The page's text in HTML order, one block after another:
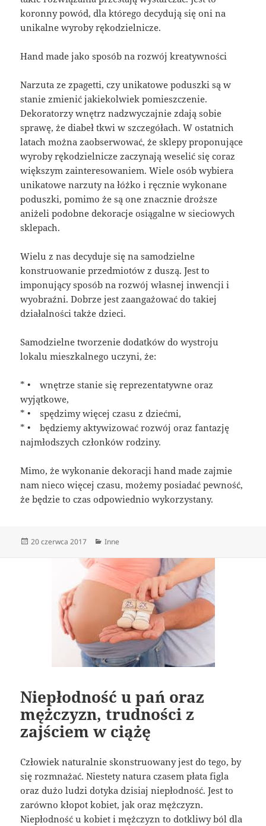
koronny powód, dla którego decydują się oni na
unikalne wyroby rękodzielnicze.
Hand made jako sposób na rozwój kreatywności
Narzuta ze zpagetti, czy unikatowe poduszki są w
stanie zmienić jakiekolwiek pomieszczenie.
Dekoratorzy wnętrz nadzwyczajnie zdają sobie
sprawę, że diabeł tkwi w szczegółach. W ostatnich
latach można zaobserwować, że sklepy proponujące
wyroby rękodzielnicze zaczynają weselić się coraz
większym zainteresowaniem. Wiele osób wybiera
unikatowe narzuty na łóżko i ręcznie wykonane
poduszki, pomimo że są one znacznie droższe
aniżeli podobne dekoracje osiągalne w sieciowych
sklepach.
Wielu z nas decyduje się na samodzielne
konstruowanie przedmiotów z duszą. Jest to
imponujący sposób na rozwój własnej inwencji i
wyobraźni. Dobrze jest zaangażować do takiej
działalności także dzieci.
Samodzielne tworzenie dodatków do wystroju
lokalu mieszkalnego uczyni, że:
* • wnętrze stanie się reprezentatywne oraz
wyjątkowe,
* • spędzimy więcej czasu z dziećmi,
* • będziemy aktywizować rozwój oraz fantazję
najmłodszych członków rodziny.
Mimo, że wykonanie dekoracji hand made zajmie
nam nieco więcej czasu, możemy posiadać pewność,
że będzie to czas odpowiednio wykorzystany.
Data
20 czerwca 2017 Kategorie
Inne
Niepłodność u pań oraz
mężczyzn, trudności z
zajściem w ciążę
Człowiek naturalnie skonstruowany jest do tego, by
się rozmnażać. Niestety natura czasem płata figla
oraz dużo ludzi dotyka dzisiaj niepłodność. Jest to
zarówno kłopot kobiet, jak oraz mężczyzn.
Niepłodność u kobiet i mężczyzn to dotkliwy ból dla